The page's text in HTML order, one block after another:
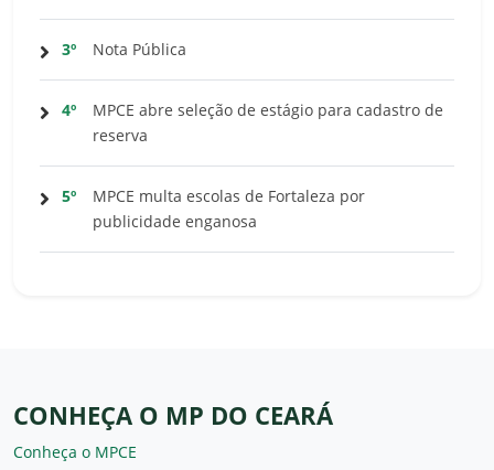
3º Nota Pública
4º
MPCE abre seleção de estágio para cadastro de
reserva
5º
MPCE multa escolas de Fortaleza por
publicidade enganosa
CONHEÇA O MP DO CEARÁ
Conheça o MPCE